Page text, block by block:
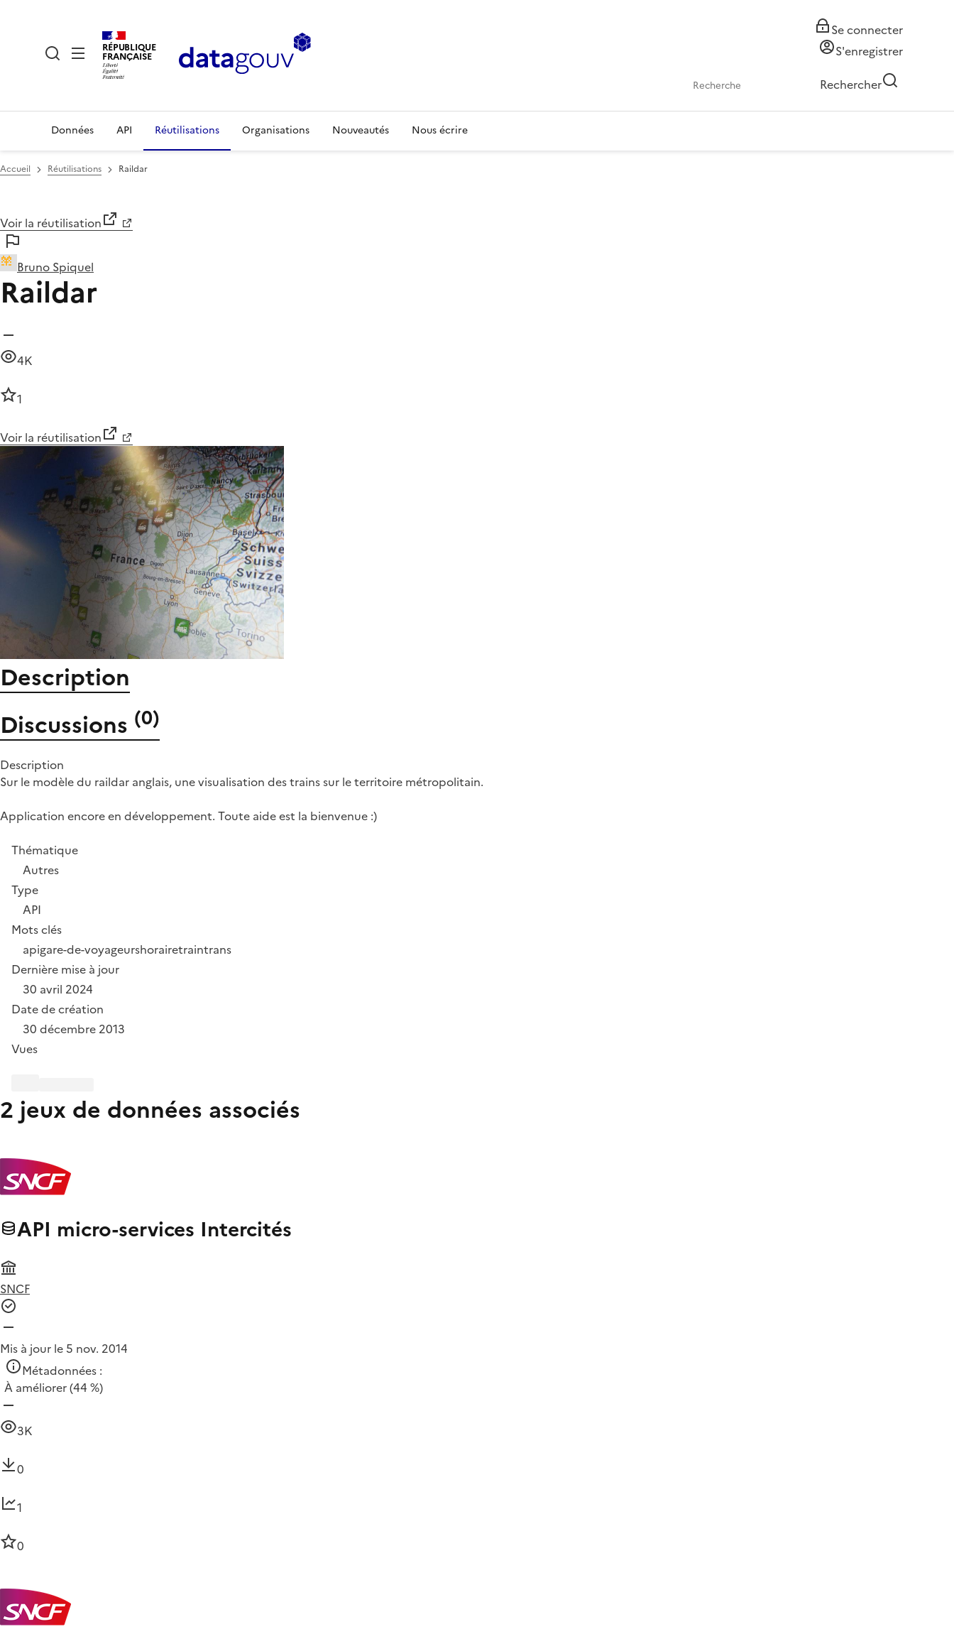
RÉPUBLIQUE
FRANÇAISE
Se connecter
S'enregistrer
Rechercher
Données API Réutilisations Organisations Nouveautés Nous écrire
Accueil Réutilisations Raildar
Voir la réutilisation
Bruno Spiquel
Raildar
4K
1
Voir la réutilisation
Description
Discussions (0)
Description
Sur le modèle du raildar anglais, une visualisation des trains sur le territoire métropolitain.
Application encore en développement. Toute aide est la bienvenue :)
Thématique
Autres
Type
API
Mots clés
apigare-de-voyageurshorairetraintrans
Dernière mise à jour
30 avril 2024
Date de création
30 décembre 2013
Vues
2 jeux de données associés
API micro-services Intercités
SNCF
Mis à jour le 5 nov. 2014
Métadonnées :
À améliorer(44 %)
3K
0
1
0